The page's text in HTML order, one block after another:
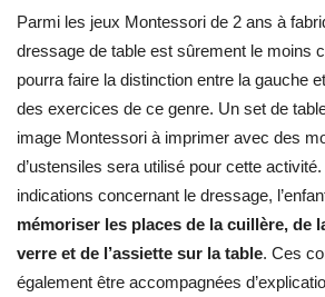
Parmi les jeux Montessori de 2 ans à
dressage de table est sûrement le moins
pourra faire la distinction entre la gauche
des exercices de ce genre. Un set de
image Montessori à imprimer avec des
d’ustensiles sera utilisé pour cette
indications concernant le dressage,
mémoriser les places de la cuillère, de
verre et de l’assiette sur la table. Ces
également être accompagnées